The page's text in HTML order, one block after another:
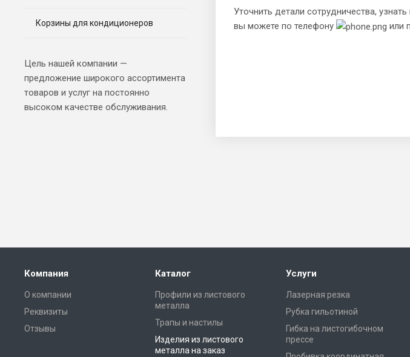
Уточнить детали сотрудничества,
вы можете по телефону
или
Корзины для кондиционеров
Цель нашей компании —
предложение широкого ассортимента
товаров и услуг на постоянно
высоком качестве обслуживания.
Компания
О компании
Реквизиты
Отзывы
Каталог
Профили из листового
металла
Трапы и настилы
Изделия из листового
металла на заказ
Услуги
Лазерная резка
Рубка гильотиной
Гибка на листогибочном
прессе